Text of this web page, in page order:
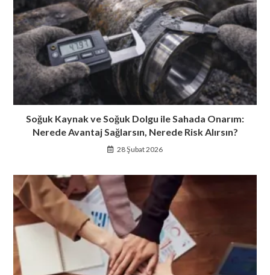
Soğuk Kaynak ve Soğuk Dolgu ile Sahada Onarım:
Nerede Avantaj Sağlarsın, Nerede Risk Alırsın?
28 Şubat 2026